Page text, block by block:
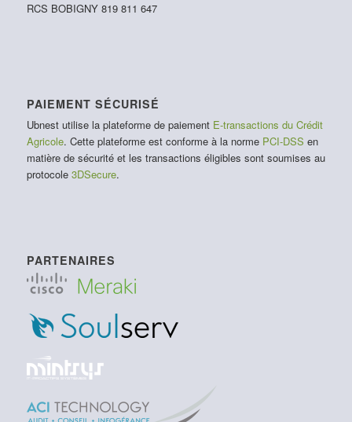
RCS BOBIGNY 819 811 647
PAIEMENT SÉCURISÉ
Ubnest utilise la plateforme de paiement E-transactions du Crédit
Agricole. Cette plateforme est conforme à la norme PCI-DSS en
matière de sécurité et les transactions éligibles sont soumises au
protocole 3DSecure.
PARTENAIRES